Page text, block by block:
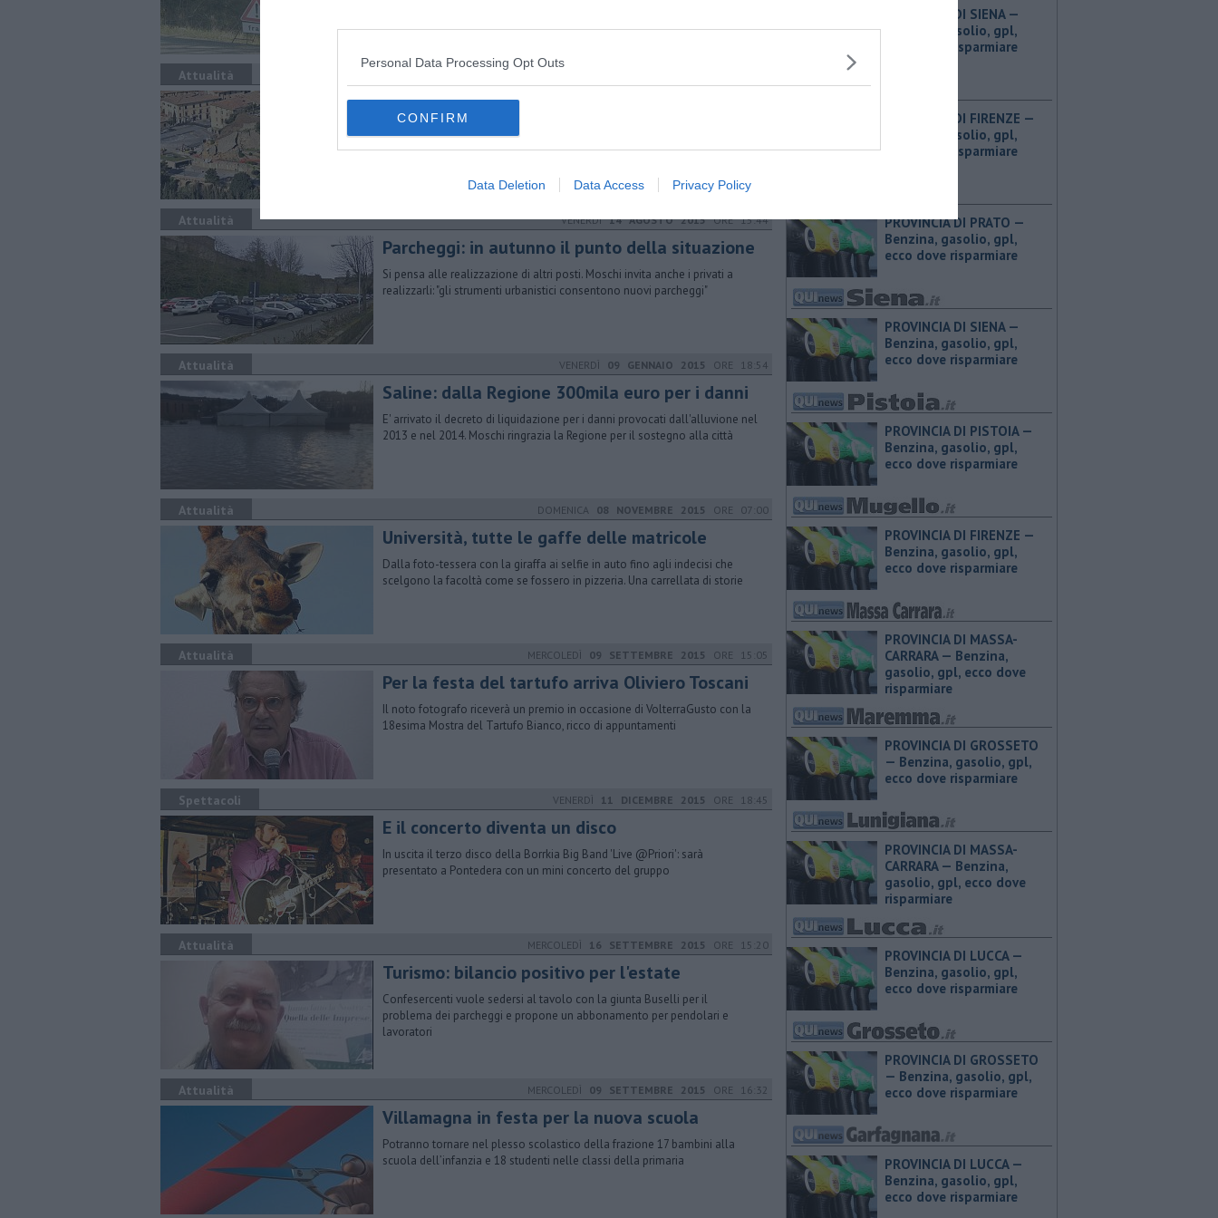
Personal Data Processing Opt Outs
CONFIRM
Data Deletion Data Access Privacy Policy
Il Comune ricorrerà a un mutuo per affrontare il rifacimento urgente di
Attualità
Rotatoria, Sperone, il 2017 dei lavori pubblici
Attualità VENERDÌ14 AGOSTO 2015ORE 15:44
Parcheggi: in autunno il punto della situazione
Si pensa alle realizzazione di altri posti. Moschi invita anche i privati a
realizzarli: "gli strumenti urbanistici consentono nuovi parcheggi"
Attualità VENERDÌ 09 GENNAIO 2015 ORE 18:54
Saline: dalla Regione 300mila euro per i danni
E' arrivato il decreto di liquidazione per i danni provocati dall'alluvione nel
2013 e nel 2014. Moschi ringrazia la Regione per il sostegno alla città
Attualità DOMENICA 08 NOVEMBRE 2015 ORE 07:00
Università, tutte le gaffe delle matricole
Dalla foto-tessera con la giraffa ai selfie in auto fino agli indecisi che
scelgono la facoltà come se fossero in pizzeria. Una carrellata di storie
Attualità MERCOLEDÌ 09 SETTEMBRE 2015 ORE 15:05
Per la festa del tartufo arriva Oliviero Toscani
Il noto fotografo riceverà un premio in occasione di VolterraGusto con la
18esima Mostra del Tartufo Bianco, ricco di appuntamenti
Spettacoli VENERDÌ 11 DICEMBRE 2015 ORE 18:45
E il concerto diventa un disco
In uscita il terzo disco della Borrkia Big Band 'Live @Priori': sarà
presentato a Pontedera con un mini concerto del gruppo
Attualità MERCOLEDÌ 16 SETTEMBRE 2015 ORE 15:20
Turismo: bilancio positivo per l'estate
Confesercenti vuole sedersi al tavolo con la giunta Buselli per il
problema dei parcheggi e propone un abbonamento per pendolari e
lavoratori
Attualità MERCOLEDÌ 09 SETTEMBRE 2015 ORE 16:32
Villamagna in festa per la nuova scuola
Potranno tornare nel plesso scolastico della frazione 17 bambini alla
scuola dell’infanzia e 18 studenti nelle classi della primaria
PROVINCIA DI SIENA — ​
Benzina, gasolio, gpl,
ecco dove risparmiare
PROVINCIA DI FIRENZE — ​
Benzina, gasolio, gpl,
ecco dove risparmiare
PROVINCIA DI PRATO — ​
Benzina, gasolio, gpl,
ecco dove risparmiare
PROVINCIA DI SIENA — ​
Benzina, gasolio, gpl,
ecco dove risparmiare
PROVINCIA DI PISTOIA — ​
Benzina, gasolio, gpl,
ecco dove risparmiare
PROVINCIA DI FIRENZE — ​
Benzina, gasolio, gpl,
ecco dove risparmiare
PROVINCIA DI MASSA-
CARRARA — ​Benzina,
gasolio, gpl, ecco dove
risparmiare
PROVINCIA DI GROSSETO
— ​Benzina, gasolio, gpl,
ecco dove risparmiare
PROVINCIA DI MASSA-
CARRARA — ​Benzina,
gasolio, gpl, ecco dove
risparmiare
PROVINCIA DI LUCCA — ​
Benzina, gasolio, gpl,
ecco dove risparmiare
PROVINCIA DI GROSSETO
— ​Benzina, gasolio, gpl,
ecco dove risparmiare
PROVINCIA DI LUCCA — ​
Benzina, gasolio, gpl,
ecco dove risparmiare